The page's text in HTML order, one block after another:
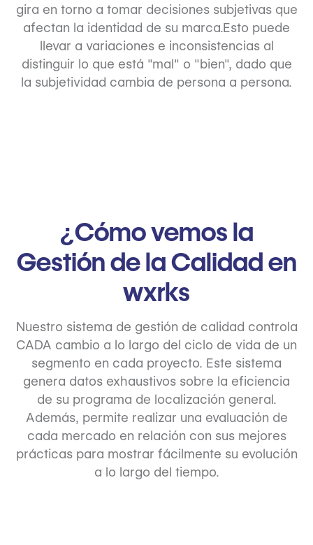
gira en torno a tomar decisiones subjetivas que
afectan la identidad de su marca.Esto puede
llevar a variaciones e inconsistencias al
distinguir lo que está "mal" o "bien", dado que
la subjetividad cambia de persona a persona.
¿Cómo vemos la
Gestión de la Calidad en
wxrks
Nuestro sistema de gestión de calidad controla
CADA cambio a lo largo del ciclo de vida de un
segmento en cada proyecto. Este sistema
genera datos exhaustivos sobre la eficiencia
de su programa de localización general.
Además, permite realizar una evaluación de
cada mercado en relación con sus mejores
prácticas para mostrar fácilmente su evolución
a lo largo del tiempo.